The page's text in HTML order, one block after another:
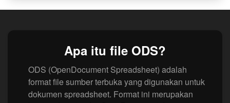
Apa itu file ODS?
ODS (OpenDocument Spreadsheet) adalah
format file sumber terbuka yang digunakan untuk
dokumen spreadsheet. Format ini merupakan